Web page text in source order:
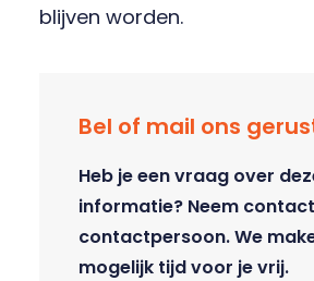
blijven worden.
Bel of mail ons
Heb je een vraag over
informatie? Neem
contactpersoon. We
mogelijk tijd voor je vrij.